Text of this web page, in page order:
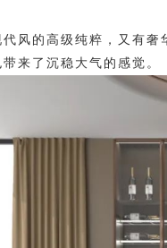
代风的高级纯粹，又有
带来了沉稳大气的感觉。